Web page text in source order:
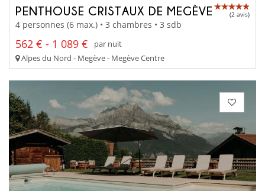
PENTHOUSE CRISTAUX DE MEGÈVE (2 avis)
4 personnes (6 max.) • 3 chambres • 3 sdb
562 € - 1 089 €
par nuit
Alpes du Nord - Megève - Megève Centre